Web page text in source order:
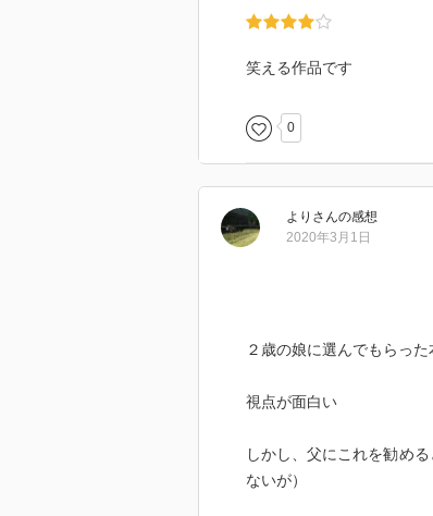
笑える作品です
0
より さんの感想
2020年3月1日
２歳の娘に選んでもらった
視点が面白い
しかし、父にこれを勧め
ないが）